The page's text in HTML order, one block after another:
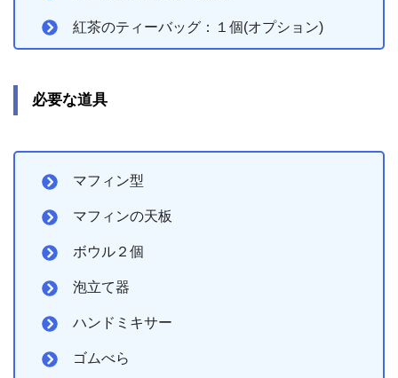
紅茶のティーバッグ：１個(オプション)
必要な道具
マフィン型
マフィンの天板
ボウル２個
泡立て器
ハンドミキサー
ゴムべら